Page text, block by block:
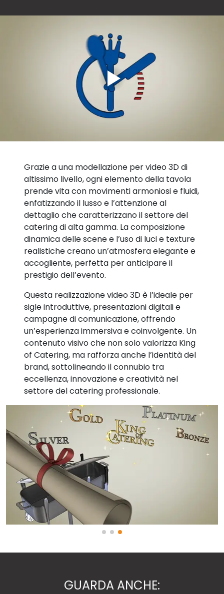
Grazie a una modellazione per video 3D di
altissimo livello, ogni elemento della tavola
prende vita con movimenti armoniosi e fluidi,
enfatizzando il lusso e l’attenzione al
dettaglio che caratterizzano il settore del
catering di alta gamma. La composizione
dinamica delle scene e l’uso di luci e texture
realistiche creano un’atmosfera elegante e
accogliente, perfetta per anticipare il
prestigio dell’evento.
Questa realizzazione video 3D è l’ideale per
sigle introduttive, presentazioni digitali e
campagne di comunicazione, offrendo
un’esperienza immersiva e coinvolgente. Un
contenuto visivo che non solo valorizza King
of Catering, ma rafforza anche l’identità del
brand, sottolineando il connubio tra
eccellenza, innovazione e creatività nel
settore del catering professionale.
GUARDA ANCHE: